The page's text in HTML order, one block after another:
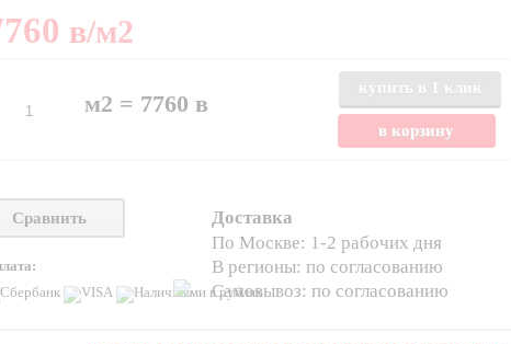
в/м2
м2 = 7760 в
купить в 1 клик
в корзину
Сравнить
Доставка
По Москве: 1-2 рабочих дня
В регионы: по согласованию
Самовывоз: по согласованию